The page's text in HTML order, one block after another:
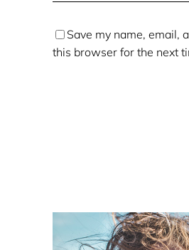
Save my name, email,
this browser for the next